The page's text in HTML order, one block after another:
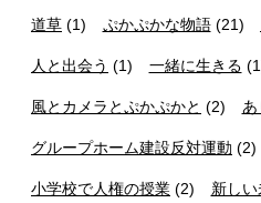
道草 (1) ぷかぷかな物語(21)
人と出会う (1) 一緒に生きる
風とカメラとぷかぷかと (2) あ
グループホーム建設反対運動 (2)
小学校で人権の授業 (2) 新し